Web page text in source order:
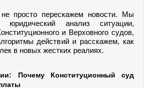
просто перескажем новости. Мы
юридический анализ ситуации,
и Верховного судов,
действий и расскажем, как
в новых жестких реалиях.
Почему Конституционный суд